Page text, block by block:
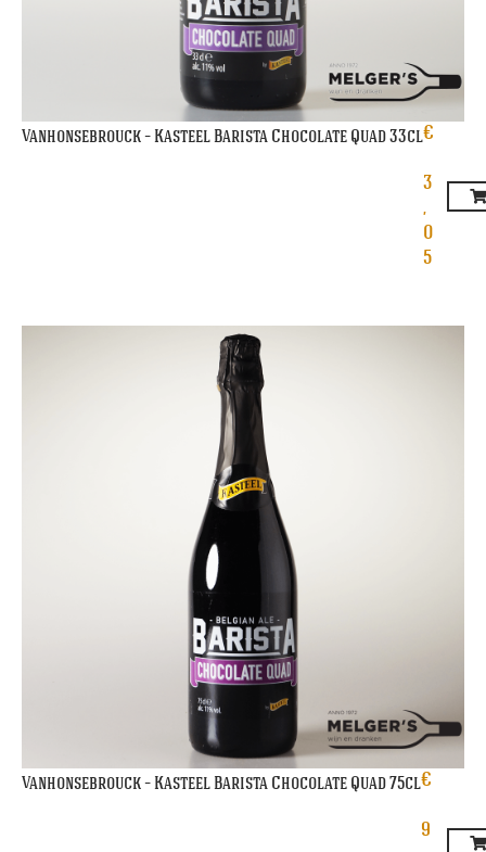
Vanhonsebrouck – Kasteel Barista Chocolate Quad 33cl€
3
,
0
5
Vanhonsebrouck – Kasteel Barista Chocolate Quad 75cl€
9